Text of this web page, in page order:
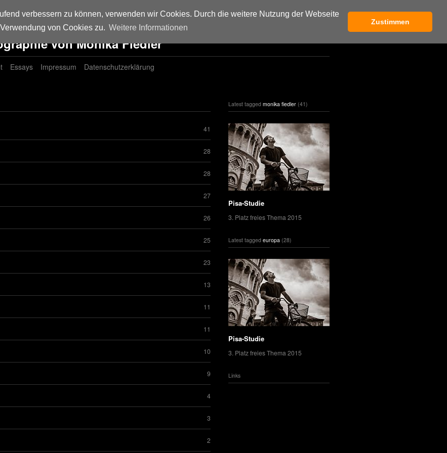
verbessern zu können, verwenden wir Cookies. Durch die weitere Nutzung der Webseite
von Cookies zu. Weitere Informationen
Zustimmen
von Monika Fiedler
Essays Impressum Datenschutzerklärung
41
28
28
27
26
25
23
13
11
11
10
9
4
3
2
Latest tagged monika fiedler (41)
Pisa-Studie
3. Platz freies Thema 2015
Latest tagged europa (28)
Pisa-Studie
3. Platz freies Thema 2015
Links